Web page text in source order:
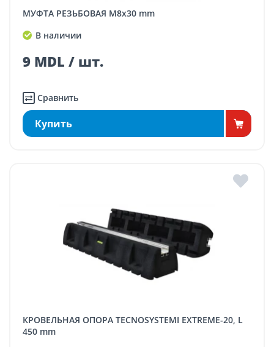
МУФТА РЕЗЬБОВАЯ M8x30 mm
В наличии
9 MDL / шт.
Сравнить
Купить
КРОВЕЛЬНАЯ ОПОРА TECNOSYSTEMI EXTREME-20, L
450 mm